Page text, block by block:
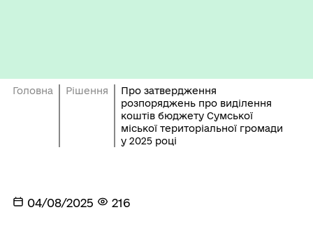
Головна Рішення
Про затвердження
розпоряджень про виділення
коштів бюджету Сумської
міської територіальної громади
у 2025 році
04/08/2025 216